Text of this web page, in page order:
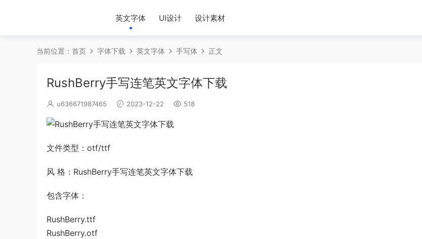
英文字体 UI设计 设计素材
当前位置： 首页 字体下载 英文字体 手写体 正文
RushBerry手写连笔英文字体下载
u636671987465 2023-12-22 518
文件类型：otf/ttf
风 格：RushBerry手写连笔英文字体下载
包含字体：
RushBerry.ttf
RushBerry.otf